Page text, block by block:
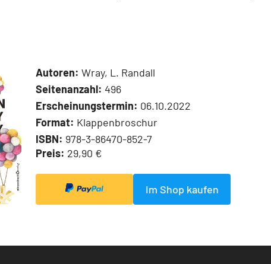
Autoren: Wray, L. Randall
Seitenanzahl: 496
Erscheinungstermin: 06.10.2022
Format: Klappenbroschur
ISBN: 978-3-86470-852-7
Preis: 29,90 €
Im Shop kaufen